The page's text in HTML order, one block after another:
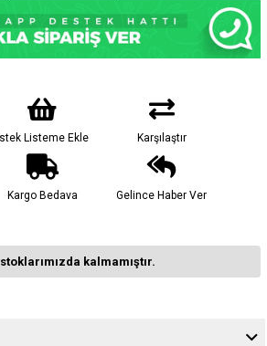
Listeme Ekle Karşılaştır
Kargo Bedava Gelince Haber Ver
kalmamıştır.